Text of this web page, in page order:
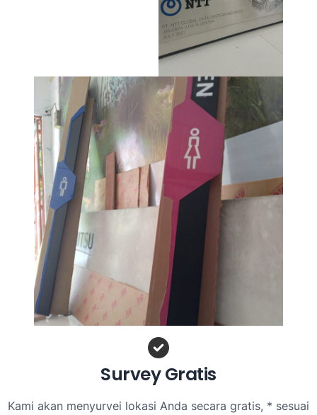
Survey Gratis
Kami akan menyurvei lokasi Anda secara gratis, * sesuai